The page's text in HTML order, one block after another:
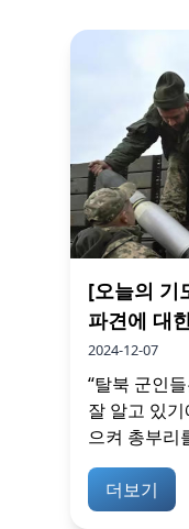
[오늘의 기
파견에 대
2024-12-07
“탈북 군인
잘 알고 있
으켜 총부리
더보기